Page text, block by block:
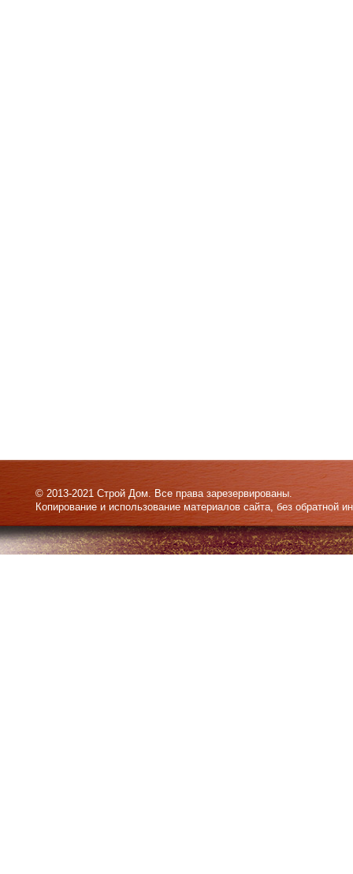
© 2013-2021 Строй Дом. Все права зарезервированы.
Копирование и использование материалов сайта, без обратной